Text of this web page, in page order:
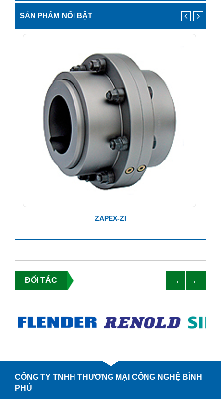
SẢN PHẨM NỔI BẬT
ZAPEX-ZI
ĐỐI TÁC ←
→
CÔNG TY TNHH THƯƠNG MẠI CÔNG NGHỆ BÌNH
PHÚ